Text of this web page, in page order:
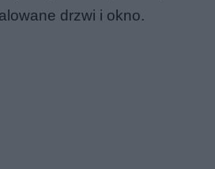
drzwi i okno.